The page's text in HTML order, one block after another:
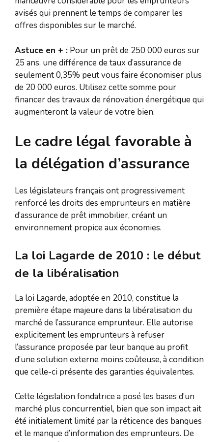
avisés qui prennent le temps de comparer les
offres disponibles sur le marché.
Astuce en + : Pour un prêt de 250 000 euros sur
25 ans, une différence de taux d’assurance de
seulement 0,35% peut vous faire économiser plus
de 20 000 euros. Utilisez cette somme pour
financer des travaux de rénovation énergétique qui
augmenteront la valeur de votre bien.
Le cadre légal favorable à
la délégation d’assurance
Les législateurs français ont progressivement
renforcé les droits des emprunteurs en matière
d’assurance de prêt immobilier, créant un
environnement propice aux économies.
La loi Lagarde de 2010 : le début
de la libéralisation
La loi Lagarde, adoptée en 2010, constitue la
première étape majeure dans la libéralisation du
marché de l’assurance emprunteur. Elle autorise
explicitement les emprunteurs à refuser
l’assurance proposée par leur banque au profit
d’une solution externe moins coûteuse, à condition
que celle-ci présente des garanties équivalentes.
Cette législation fondatrice a posé les bases d’un
marché plus concurrentiel, bien que son impact ait
été initialement limité par la réticence des banques
et le manque d’information des emprunteurs. De